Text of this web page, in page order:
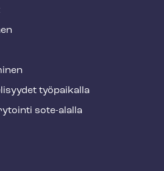
työpaikalla
sote-alalla